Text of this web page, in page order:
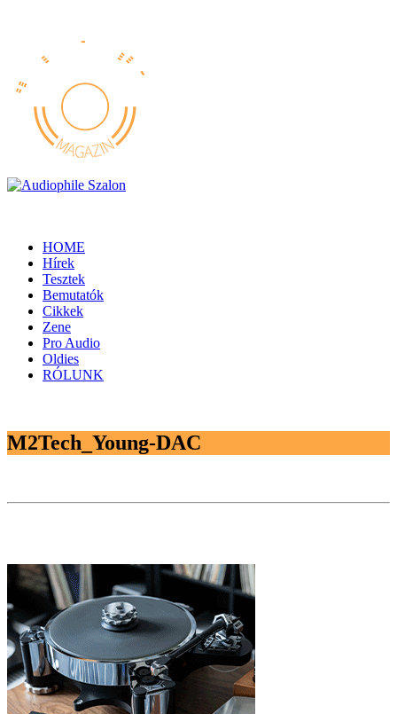
HOME
Hírek
Tesztek
Bemutatók
Cikkek
Zene
Pro Audio
Oldies
RÓLUNK
M2Tech_Young-DAC